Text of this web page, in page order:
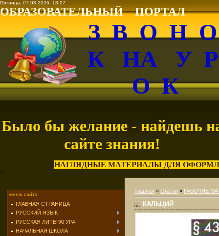
Пятница, 07.08.2026, 18:07
ОБРАЗОВАТЕЛЬНЫЙ ПОРТАЛ
З В О Н
К НА У
О К
Было бы желание - найдешь
сайте знания!
НАГЛЯДНЫЕ МАТЕРИАЛЫ ДЛЯ
<
меню сайта
ГЛАВНАЯ СТРАНИЦА
РУССКИЙ ЯЗЫК
РУССКАЯ ЛИТЕРАТУРА
НАЧАЛЬНАЯ ШКОЛА
Главная » Статьи » РАБОЧИЕ
КАЛЬЦИЙ